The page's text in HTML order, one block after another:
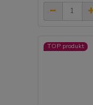
TOP produkt